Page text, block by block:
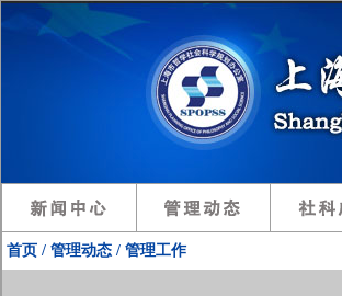
首页 / 管理动态 / 管理工作